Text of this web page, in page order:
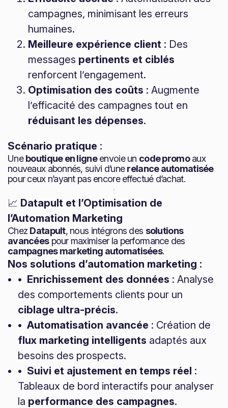
campagnes, minimisant les erreurs
humaines.
Meilleure expérience client : Des
messages pertinents et ciblés
renforcent l’engagement.
Optimisation des coûts : Augmente
l’efficacité des campagnes tout en
réduisant les dépenses.
Scénario pratique :
Uneboutique en ligneenvoie un code promoaux
nouveaux abonnés, suivi d’unerelance automatisée
pour ceux n’ayant pas encore effectué d’achat.
📈 Datapult et l’Optimisation de
l’Automation Marketing
Chez Datapult, nous intégrons des solutions
avancéespour maximiser la performance des
campagnes marketing automatisées.
Nos solutions d’automation marketing :
• Enrichissement des données : Analyse
des comportements clients pour un
ciblage ultra-précis.
• Automatisation avancée : Création de
flux marketing intelligents adaptés aux
besoins des prospects.
• Suivi et ajustement en temps réel :
Tableaux de bord interactifs pour analyser
la performance des campagnes.